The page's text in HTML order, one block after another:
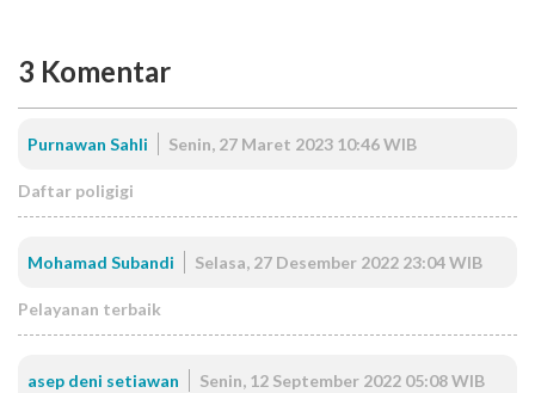
3 Komentar
Purnawan Sahli Senin, 27 Maret 2023 10:46 WIB
Daftar poligigi
Mohamad Subandi Selasa, 27 Desember 2022 23:04 WIB
Pelayanan terbaik
asep deni setiawan Senin, 12 September 2022 05:08 WIB